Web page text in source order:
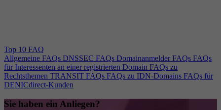
Top 10 FAQ
Allgemeine FAQs DNSSEC FAQs Domainanmelder FAQs FAQs
für Interessenten an einer registrierten Domain FAQs zu
Rechtsthemen TRANSIT FAQs FAQs zu IDN-Domains FAQs für
DENICdirect-Kunden
Sie haben ein Anliegen?